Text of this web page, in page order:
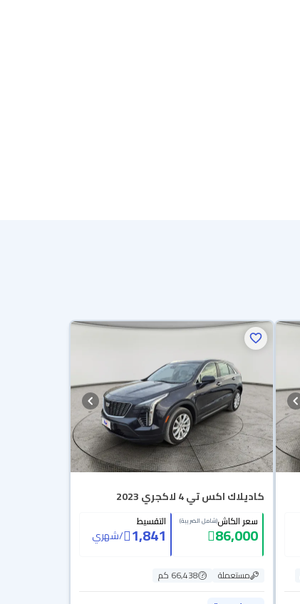
كاديلاك اكس تي 4 لاكجري 2023
سعر الكاش(شامل الضريبة)
86,000
التقسيط
1,841
/شهري
مستعملة
66,438 كم